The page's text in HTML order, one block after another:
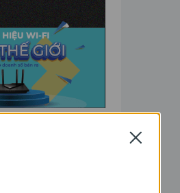
không dây. Một số
Close